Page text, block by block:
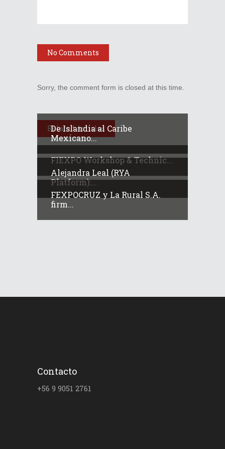
No Comments
Sorry, the comment form is closed at this time.
Related Articles
De Islandia al Caribe
Mexicano...
FIEXPO Workshop & Technic...
Alejandra Leal (RYA
Platform):...
FEXPOCRUZ y La Rural S.A.
firm...
Contacto
+56 9 9051 2761